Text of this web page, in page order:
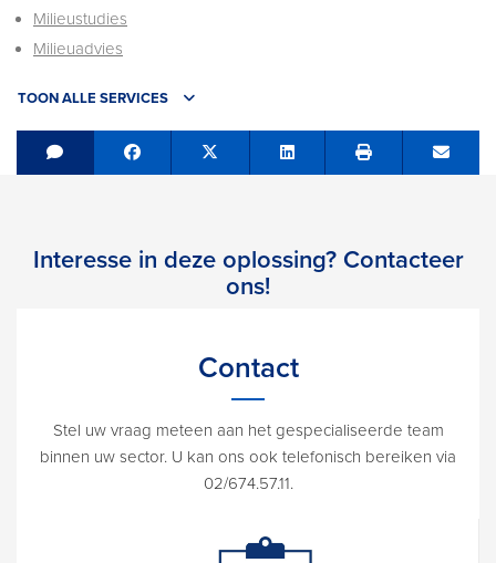
Milieustudies
Milieuadvies
TOON ALLE SERVICES
Share on Facebook
Tweet Share on LinkedIn Send
Interesse in deze oplossing? Contacteer
ons!
Contact
Stel uw vraag meteen aan het gespecialiseerde team
binnen uw sector. U kan ons ook telefonisch bereiken via
02/674.57.11.